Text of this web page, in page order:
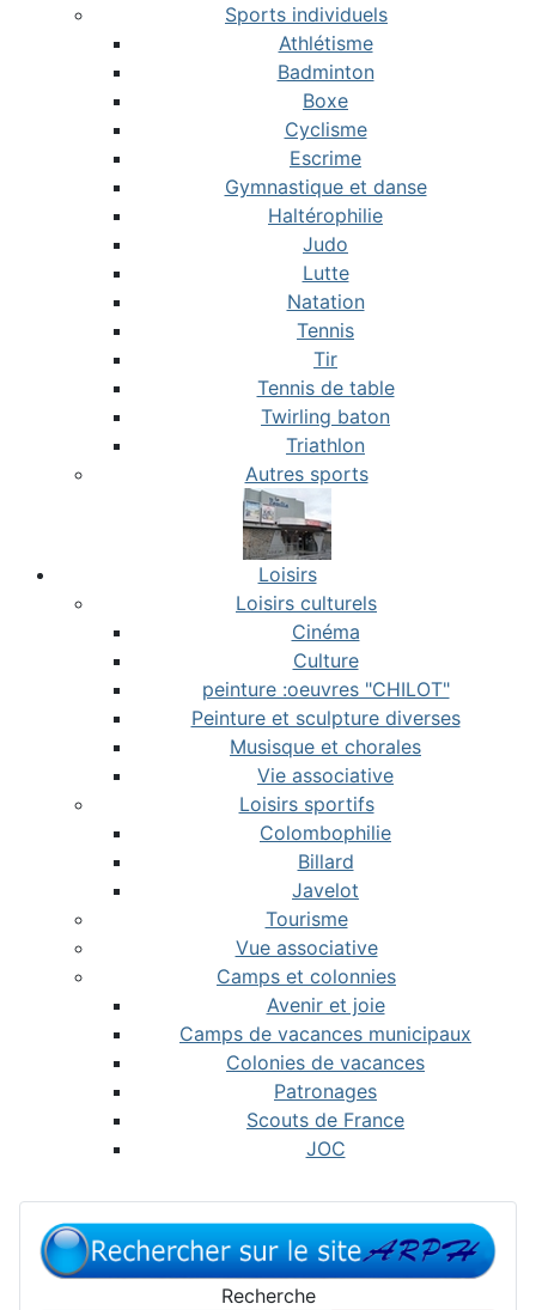
Sports individuels
Athlétisme
Badminton
Boxe
Cyclisme
Escrime
Gymnastique et danse
Haltérophilie
Judo
Lutte
Natation
Tennis
Tir
Tennis de table
Twirling baton
Triathlon
Autres sports
Loisirs
Loisirs culturels
Cinéma
Culture
peinture :oeuvres "CHILOT"
Peinture et sculpture diverses
Musisque et chorales
Vie associative
Loisirs sportifs
Colombophilie
Billard
Javelot
Tourisme
Vue associative
Camps et colonnies
Avenir et joie
Camps de vacances municipaux
Colonies de vacances
Patronages
Scouts de France
JOC
Recherche